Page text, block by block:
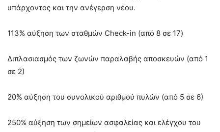
υπάρχοντος και την ανέγερση νέου.
113% αύξηση των σταθμών Check-in (από 8 σε 17)
Διπλασιασμός των ζωνών παραλαβής αποσκευών (από 1
σε 2)
20% αύξηση του συνολικού αριθμού πυλών (από 5 σε 6)
250% αύξηση των σημείων ασφαλείας και ελέγχου του